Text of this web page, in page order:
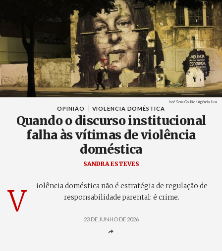
Créditos
José Sena Goulão / Agência Lusa
OPINIÃO VIOLÊNCIA DOMÉSTICA
Quando o discurso institucional
falha às vítimas de violência
doméstica
SANDRA ESTEVES
V
iolência doméstica não é estratégia de regulação de
responsabilidade parental: é crime.
23 DE JUNHO DE 2026